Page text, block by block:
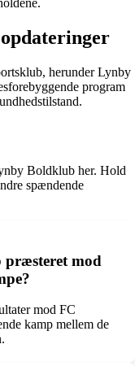
herunder Lynby
program
Boldklub her. Hold
spændende
mod
mod FC
kamp mellem de